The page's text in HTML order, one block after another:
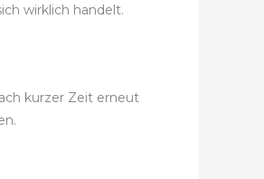
wirklich handelt.
kurzer Zeit erneut